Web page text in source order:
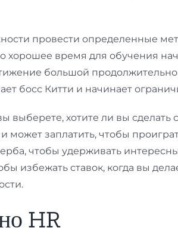
провести определенные
хорошее время для обучения
большой
босс Китти и начинает
выберете, хотите ли вы
может заплатить, чтобы
чтобы удерживать
избежать ставок, когда вы
HR